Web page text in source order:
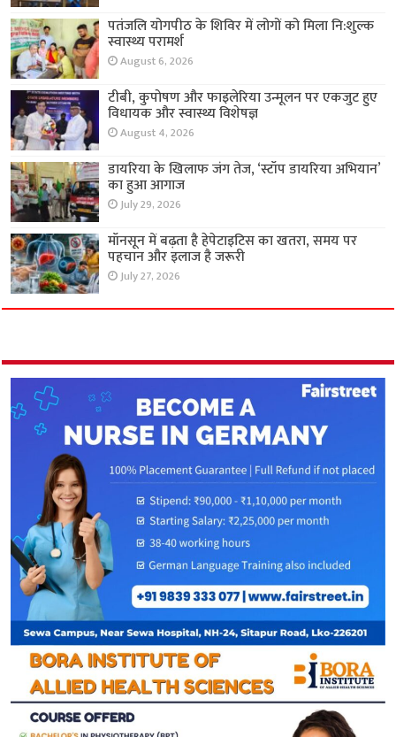
पतंजलि योगपीठ के शिविर में लोगों को मिला नि:शुल्क
स्वास्थ्य परामर्श
August 6, 2026
टीबी, कुपोषण और फाइलेरिया उन्मूलन पर एकजुट हुए
विधायक और स्वास्थ्य विशेषज्ञ
August 4, 2026
डायरिया के खिलाफ जंग तेज, ‘स्टॉप डायरिया अभियान’
का हुआ आगाज
July 29, 2026
मॉनसून में बढ़ता है हेपेटाइटिस का खतरा, समय पर
पहचान और इलाज है जरूरी
July 27, 2026